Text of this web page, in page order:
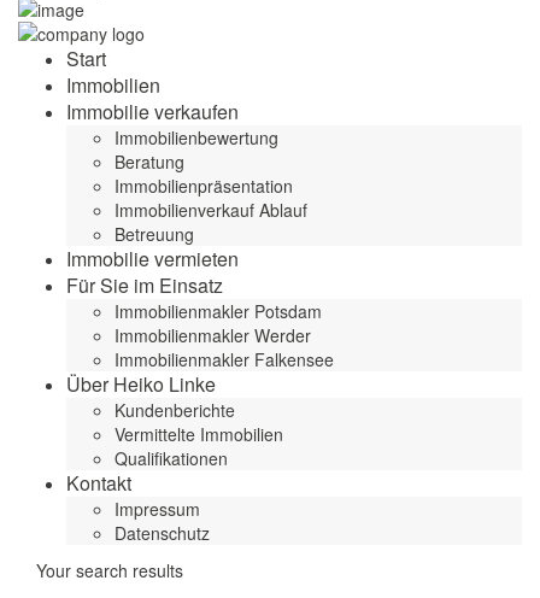
Start
Immobilien
Immobilie verkaufen
Immobilienbewertung
Beratung
Immobilienpräsentation
Immobilienverkauf Ablauf
Betreuung
Immobilie vermieten
Für Sie im Einsatz
Immobilienmakler Potsdam
Immobilienmakler Werder
Immobilienmakler Falkensee
Über Heiko Linke
Kundenberichte
Vermittelte Immobilien
Qualifikationen
Kontakt
Impressum
Datenschutz
Your search results